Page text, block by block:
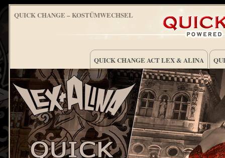
QUICK CHANGE – KOSTÜMWECHSEL
QUICK CHANGE ACT LEX & ALINA